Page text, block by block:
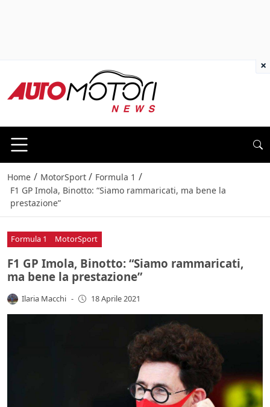
Home / MotorSport / Formula 1 /
F1 GP Imola, Binotto: “Siamo rammaricati, ma bene la
prestazione”
Formula 1 MotorSport
F1 GP Imola, Binotto: “Siamo rammaricati,
ma bene la prestazione”
Ilaria Macchi - 18 Aprile 2021
×